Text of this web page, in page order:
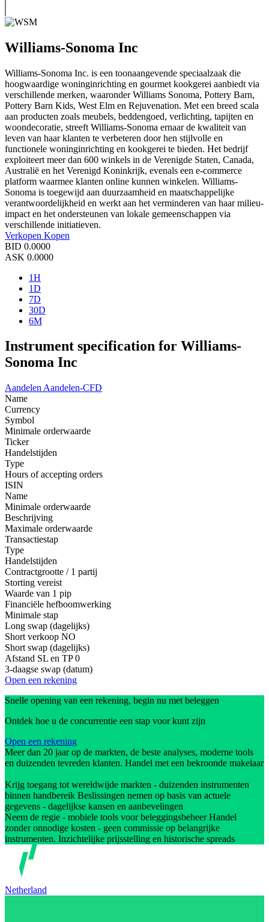
Williams-Sonoma Inc
Williams-Sonoma Inc. is een toonaangevende speciaalzaak die
hoogwaardige woninginrichting en gourmet kookgerei aanbiedt via
verschillende merken, waaronder Williams Sonoma, Pottery Barn,
Pottery Barn Kids, West Elm en Rejuvenation. Met een breed scala
aan producten zoals meubels, beddengoed, verlichting, tapijten en
woondecoratie, streeft Williams-Sonoma ernaar de kwaliteit van
leven van haar klanten te verbeteren door hen stijlvolle en
functionele woninginrichting en kookgerei te bieden. Het bedrijf
exploiteert meer dan 600 winkels in de Verenigde Staten, Canada,
Australië en het Verenigd Koninkrijk, evenals een e-commerce
platform waarmee klanten online kunnen winkelen. Williams-
Sonoma is toegewijd aan duurzaamheid en maatschappelijke
verantwoordelijkheid en werkt aan het verminderen van haar milieu-
impact en het ondersteunen van lokale gemeenschappen via
verschillende initiatieven.
Verkopen Kopen
BID 0.0000
ASK 0.0000
1H
1D
7D
30D
6M
Instrument specification for Williams-
Sonoma Inc
Aandelen Aandelen-CFD
Name
Currency
Symbol
Minimale orderwaarde
Ticker
Handelstijden
Type
Hours of accepting orders
ISIN
Name
Minimale orderwaarde
Beschrijving
Maximale orderwaarde
Transactiestap
Type
Handelstijden
Contractgrootte / 1 partij
Storting vereist
Waarde van 1 pip
Financiële hefboomwerking
Minimale stap
Long swap (dagelijks)
Short verkoop NO
Short swap (dagelijks)
Afstand SL en TP 0
3-daagse swap (datum)
Open een rekening
Snelle opening van een rekening, begin nu met beleggen
Ontdek hoe u de concurrentie een stap voor kunt zijn
Open een rekening
Meer dan 20 jaar op de markten, de beste analyses, moderne tools
en duizenden tevreden klanten. Handel met een bekroonde makelaar
Krijg toegang tot wereldwijde markten - duizenden instrumenten
binnen handbereik Beslissingen nemen op basis van actuele
gegevens - dagelijkse kansen en aanbevelingen
Neem de regie - mobiele tools voor beleggingsbeheer Handel
zonder onnodige kosten - geen commissie op belangrijke
instrumenten. Inzichtelijke prijsstelling en historische spreads
Netherland